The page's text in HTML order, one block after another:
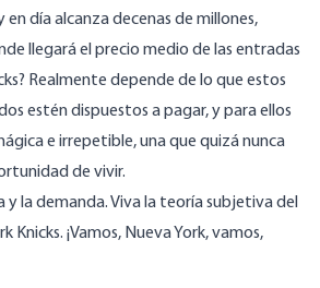
día alcanza decenas de millones,
llegará el precio medio de las entradas
Realmente depende de lo que estos
estén dispuestos a pagar, y para ellos
e irrepetible, una que quizá nunca
de vivir.
y la demanda. Viva la teoría subjetiva del
Knicks. ¡Vamos, Nueva York, vamos,